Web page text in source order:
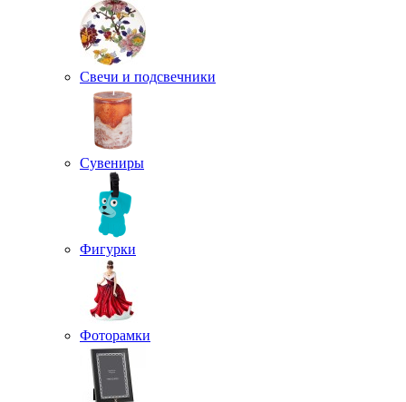
Свечи и подсвечники
Сувениры
Фигурки
Фоторамки